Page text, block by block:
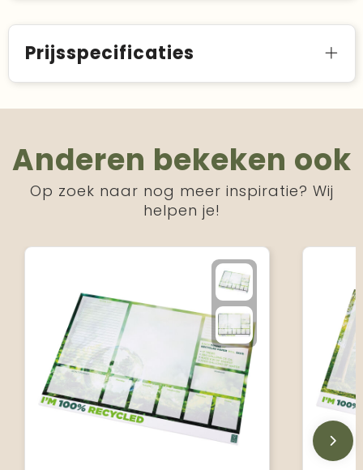
Prijsspecificaties
Anderen bekeken ook
Op zoek naar nog meer inspiratie? Wij
helpen je!